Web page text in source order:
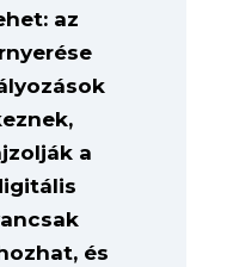
az
a
és